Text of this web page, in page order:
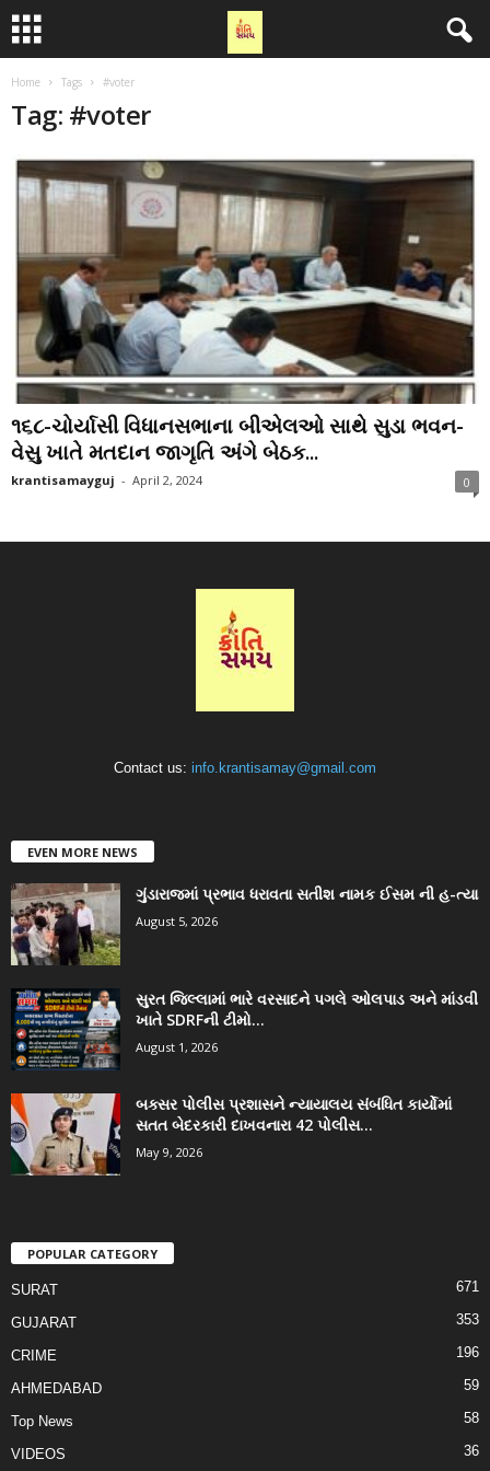
Home Tags #voter
Tag: #voter
૧૬૮-ચોર્યાસી વિધાનસભાના બીએલઓ સાથે સુડા ભવન-
વેસુ ખાતે મતદાન જાગૃતિ અંગે બેઠક...
krantisamayguj - April 2, 2024 0
Contact us: info.krantisamay@gmail.com
EVEN MORE NEWS
ગુંડારાજમાં પ્રભાવ ધરાવતા સતીશ નામક ઈસમ ની હ-ત્યા
August 5, 2026
સુરત જિલ્લામાં ભારે વરસાદને પગલે ઓલપાડ અને માંડવી
ખાતે SDRFની ટીમો...
August 1, 2026
બક્સર પોલીસ પ્રશાસને ન્યાયાલય સંબંધિત કાર્યોમાં
સતત બેદરકારી દાખવનારા 42 પોલીસ...
May 9, 2026
POPULAR CATEGORY
SURAT 671
GUJARAT 353
CRIME 196
AHMEDABAD 59
Top News 58
VIDEOS 36